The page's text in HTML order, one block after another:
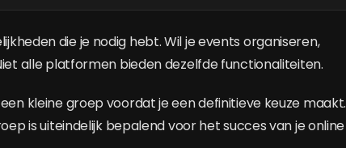
die je nodig hebt. Wil je events organiseren,
alle platformen bieden dezelfde functionaliteiten.
kleine groep voordat je een definitieve keuze maakt.
is uiteindelijk bepalend voor het succes van je online